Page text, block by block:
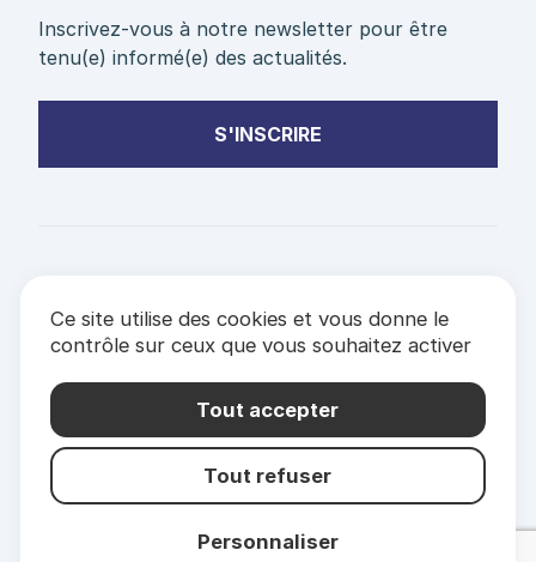
Inscrivez-vous à notre newsletter pour être
tenu(e) informé(e) des actualités.
S'INSCRIRE
& LABELS
Politique de confidentialité
Ce site utilise des cookies et vous donne le
contrôle sur ceux que vous souhaitez activer
Tout accepter
Tout refuser
Personnaliser